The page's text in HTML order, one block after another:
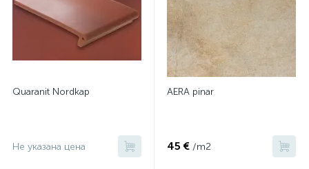
Quaranit Nordkap
Не указана цена
AERA pinar
45 € /m2